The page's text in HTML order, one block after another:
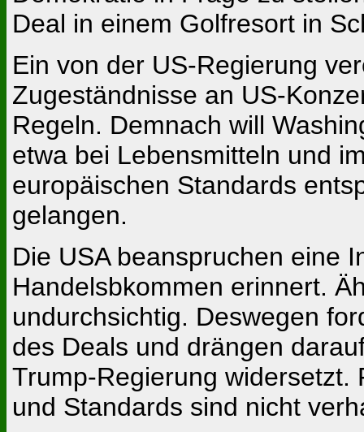
Deal in einem Golfresort in
Ein von der US-Regierung
Zugeständnisse an US-
Regeln. Demnach will
etwa bei Lebensmitteln und
europäischen Standards
gelangen.
Die USA beanspruchen eine
Handelsbkommen erinnert.
undurchsichtig. Deswegen
des Deals und drängen
Trump-Regierung widersetzt.
und Standards sind nicht